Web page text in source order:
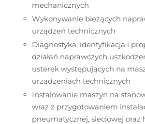
mechanicznych
Wykonywanie bieżących
urządzeń technicznych
Diagnostyka, identyfikacja i
działań naprawczych
usterek występujących na
urządzeniach technicznych
Instalowanie maszyn na
wraz z przygotowaniem
pneumatycznej, sieciowej oraz